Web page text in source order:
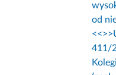
od
<<
411/